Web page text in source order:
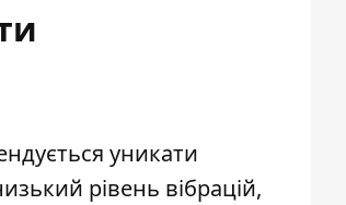
уникати
рівень вібрацій,